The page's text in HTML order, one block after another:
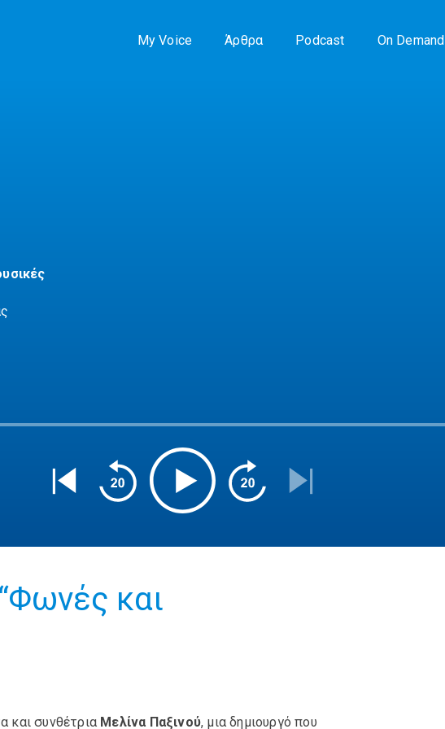
My Voice Άρθρα Podcast On Demand
και
και συνθέτρια Μελίνα Παξινού, μια δημιουργό που